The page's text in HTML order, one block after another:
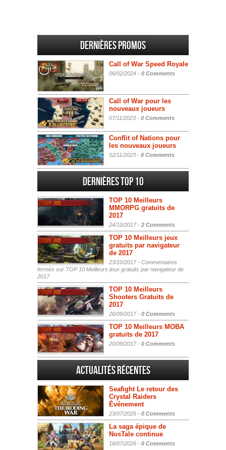
Dernières promos
Call of War Speed Royale
06/02/2024 - 0 Comments
Call of War pour les
nouveaux joueurs
07/11/2023 - 0 Comments
Conflit of Nations pour
les nouveaux joueurs
02/11/2023 - 0 Comments
Dernières Top 10
TOP 10 Meilleurs
MMORPG gratuits de
2017
24/10/2017 - 2 Comments
TOP 10 Meilleurs jeux
gratuits par navigateur
de 2017
23/10/2017 - Commentaires
fermés sur TOP 10 Meilleurs jeux gratuits par navigateur de
2017
TOP 10 Meilleurs
Shooters Gratuits de
2017
26/09/2017 - 0 Comments
TOP 10 Meilleurs MOBA
gratuits de 2017
20/09/2017 - 0 Comments
Actualités Récentes
Seafight Le retour des
Crystal Raiders
Événement
23/07/2026 - 0 Comments
La saga épique de
NosTale continue
16/07/2026 - 0 Comments